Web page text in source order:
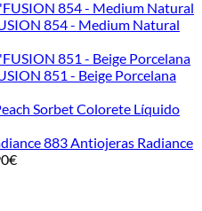
854 - Medium Natural
851 - Beige Porcelana
Colorete Líquido
Antiojeras Radiance
€